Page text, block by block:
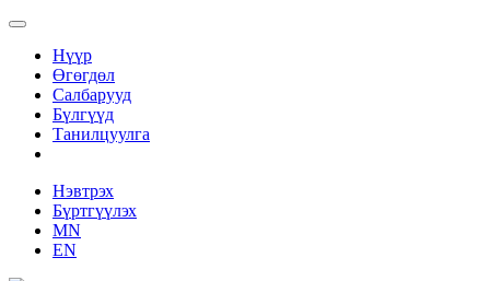
Нүүр
Өгөгдөл
Салбарууд
Бүлгүүд
Танилцуулга
Нэвтрэх
Бүртгүүлэх
MN
EN